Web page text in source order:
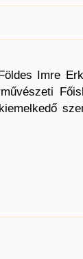
Imre